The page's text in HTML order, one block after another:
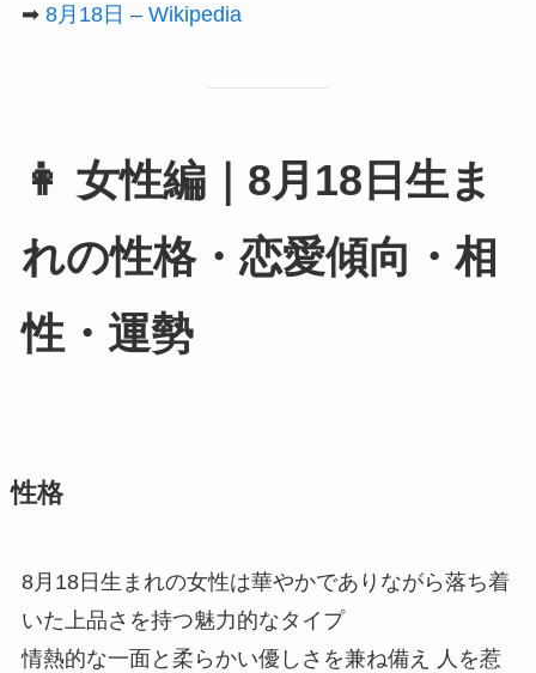
➡ 8月18日 – Wikipedia
👩 女性編｜8月18日生ま
れの性格・恋愛傾向・相
性・運勢
性格
8月18日生まれの女性は華やかでありながら落ち着
いた上品さを持つ魅力的なタイプ
情熱的な一面と柔らかい優しさを兼ね備え 人を惹